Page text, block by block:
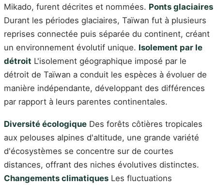
Mikado, furent décrites et nommées. Ponts glaciaires
Durant les périodes glaciaires, Taïwan fut à plusieurs
reprises connectée puis séparée du continent, créant
un environnement évolutif unique. Isolement par le
détroit L'isolement géographique imposé par le
détroit de Taïwan a conduit les espèces à évoluer de
manière indépendante, développant des différences
par rapport à leurs parentes continentales.
Diversité écologique Des forêts côtières tropicales
aux pelouses alpines d'altitude, une grande variété
d'écosystèmes se concentre sur de courtes
distances, offrant des niches évolutives distinctes.
Changements climatiques Les fluctuations